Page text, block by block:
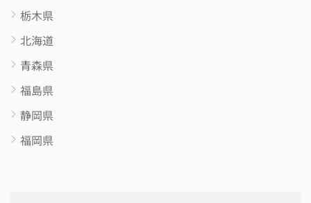
栃木県
北海道
青森県
福島県
静岡県
福岡県